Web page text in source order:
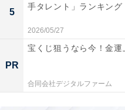
5
手タレント」ランキング
2026/05/27
PR
宝くじ狙うなら今！金
合同会社デジタルファーム